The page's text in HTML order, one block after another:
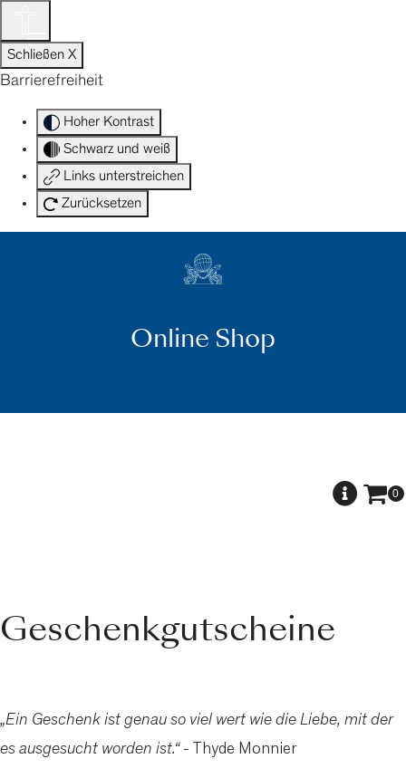
springen
Schließen X
Barrierefreiheit
Hoher Kontrast
Schwarz und weiß
Links unterstreichen
Zurücksetzen
Online Shop